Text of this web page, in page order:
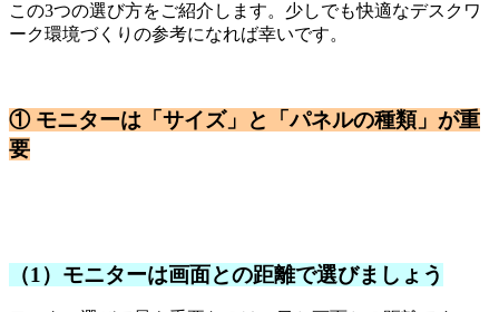
この3つの選び方をご紹介します。少しでも快適なデスクワ
ーク環境づくりの参考になれば幸いです。
① モニターは「サイズ」と「パネルの種類」が重
要
（1）モニターは画面との距離で選びましょう